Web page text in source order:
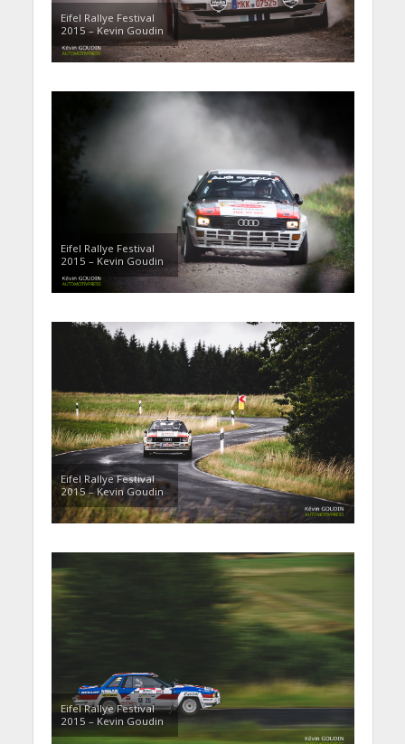
Eifel Rallye Festival
2015 – Kevin Goudin
Eifel Rallye Festival
2015 – Kevin Goudin
Eifel Rallye Festival
2015 – Kevin Goudin
Eifel Rallye Festival
2015 – Kevin Goudin